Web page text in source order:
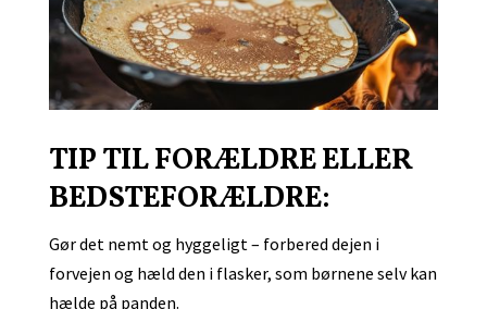
TIP TIL FORÆLDRE ELLER
BEDSTEFORÆLDRE:
Gør det nemt og hyggeligt – forbered dejen i
forvejen og hæld den i flasker, som børnene selv kan
hælde på panden.